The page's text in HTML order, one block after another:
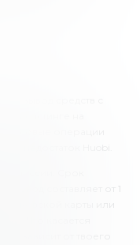
и вывод средств с
в листинге на
операции
недостаток Huobi.
Срок
составляет от 1
карты или
Что касается
зависит от твоего